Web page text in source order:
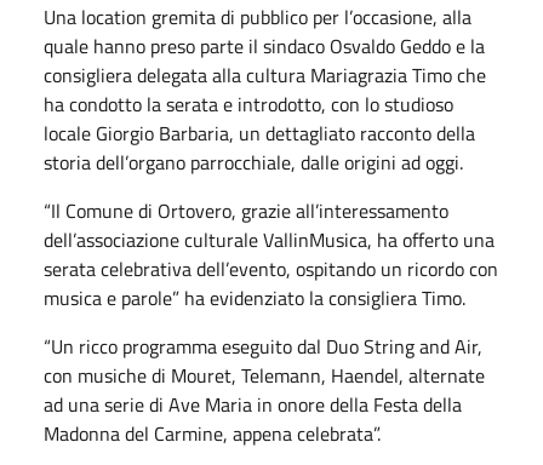
Una location gremita di pubblico per l’occasione, alla
quale hanno preso parte il sindaco Osvaldo Geddo e la
consigliera delegata alla cultura Mariagrazia Timo che
ha condotto la serata e introdotto, con lo studioso
locale Giorgio Barbaria, un dettagliato racconto della
storia dell’organo parrocchiale, dalle origini ad oggi.
“Il Comune di Ortovero, grazie all’interessamento
dell’associazione culturale VallinMusica, ha offerto una
serata celebrativa dell’evento, ospitando un ricordo con
musica e parole” ha evidenziato la consigliera Timo.
“Un ricco programma eseguito dal Duo String and Air,
con musiche di Mouret, Telemann, Haendel, alternate
ad una serie di Ave Maria in onore della Festa della
Madonna del Carmine, appena celebrata”.